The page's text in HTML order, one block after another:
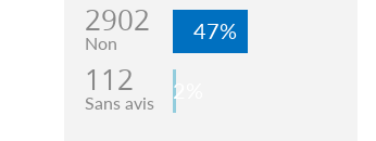
2902
Non 47%
112
Sans avis 2%